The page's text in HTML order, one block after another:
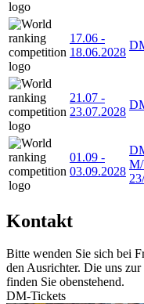
17.06 -
18.06.2028
21.07 -
23.07.2028
01.09 -
03.09.2028
Kontakt
Bitte wenden Sie sich bei
den Ausrichter. Die uns
finden Sie obenstehend.
DM-Tickets